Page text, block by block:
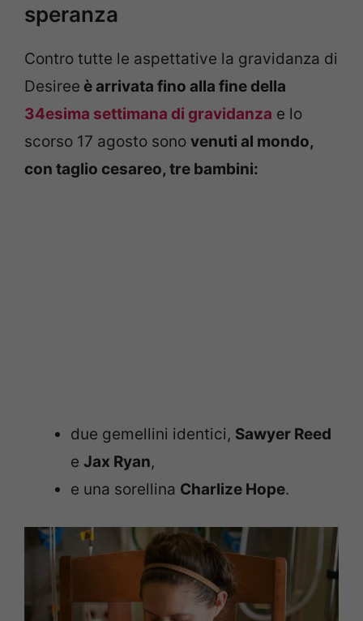
speranza
Contro tutte le aspettative la gravidanza di
Desiree è arrivata fino alla fine della
34esima settimana di gravidanza e lo
scorso 17 agosto sono venuti al mondo,
con taglio cesareo, tre bambini:
due gemellini identici, Sawyer Reed
e Jax Ryan,
e una sorellina Charlize Hope.